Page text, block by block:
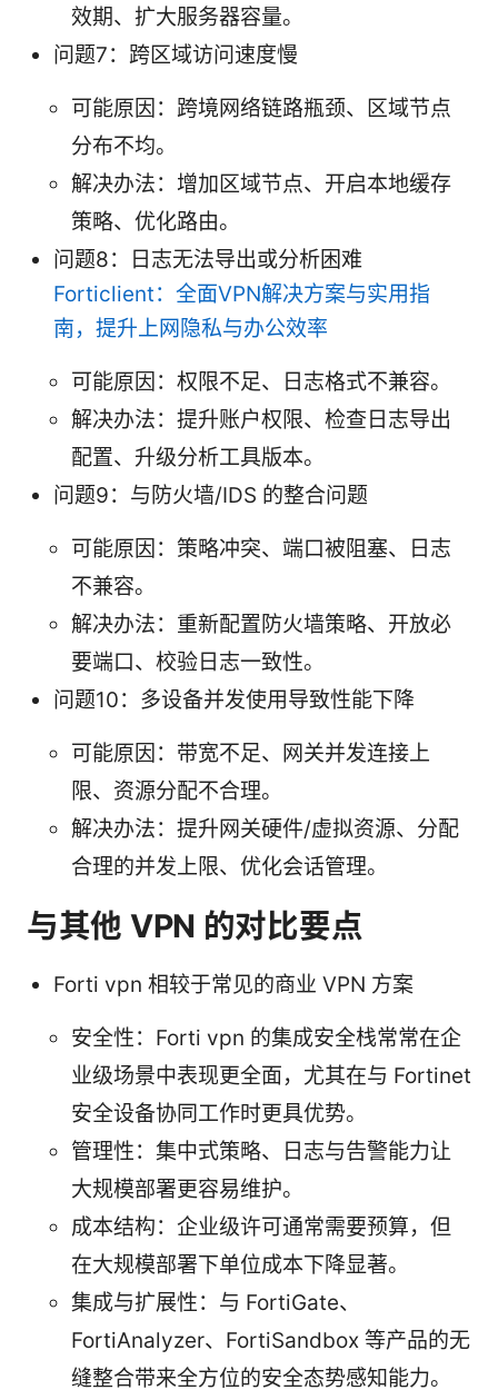
效期、扩大服务器容量。
问题7：跨区域访问速度慢
可能原因：跨境网络链路瓶颈、区域节点
分布不均。
解决办法：增加区域节点、开启本地缓存
策略、优化路由。
问题8：日志无法导出或分析困难
Forticlient：全面VPN解决方案与实用指
南，提升上网隐私与办公效率
可能原因：权限不足、日志格式不兼容。
解决办法：提升账户权限、检查日志导出
配置、升级分析工具版本。
问题9：与防火墙/IDS 的整合问题
可能原因：策略冲突、端口被阻塞、日志
不兼容。
解决办法：重新配置防火墙策略、开放必
要端口、校验日志一致性。
问题10：多设备并发使用导致性能下降
可能原因：带宽不足、网关并发连接上
限、资源分配不合理。
解决办法：提升网关硬件/虚拟资源、分配
合理的并发上限、优化会话管理。
与其他 VPN 的对比要点
Forti vpn 相较于常见的商业 VPN 方案
安全性：Forti vpn 的集成安全栈常常在企
业级场景中表现更全面，尤其在与 Fortinet
安全设备协同工作时更具优势。
管理性：集中式策略、日志与告警能力让
大规模部署更容易维护。
成本结构：企业级许可通常需要预算，但
在大规模部署下单位成本下降显著。
集成与扩展性：与 FortiGate、
FortiAnalyzer、FortiSandbox 等产品的无
缝整合带来全方位的安全态势感知能力。